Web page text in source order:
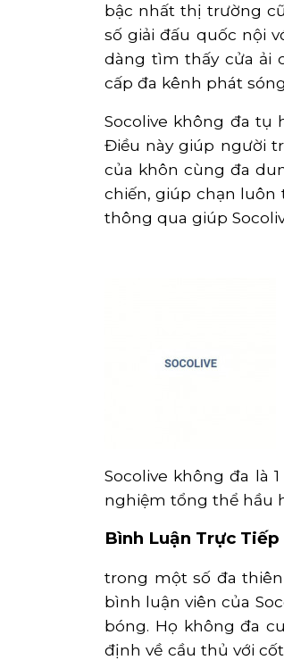
bậc nhất thị trường
số giải đấu quốc nội
dàng tìm thấy cửa ải
cấp đa kênh phát
Socolive không đa tụ
Điều này giúp người
của khôn cùng đa
chiến, giúp chạn luôn
thông qua giúp
Socolive không đa là
nghiệm tổng thể hầu
Bình Luận Trực
trong một số đa
bình luận viên của
bóng. Họ không đa
định về cầu thủ với